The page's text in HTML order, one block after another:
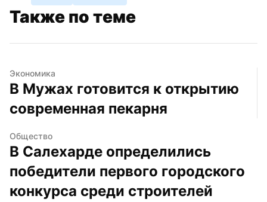
Также по теме
Экономика
В Мужах готовится к открытию
современная пекарня
Общество
В Салехарде определились
победители первого городского
конкурса среди строителей